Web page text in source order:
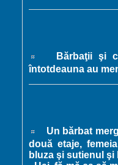
Bărbaţii şi
întotdeauna au
Un bărbat
două etaje,
bluza şi sutienul şi